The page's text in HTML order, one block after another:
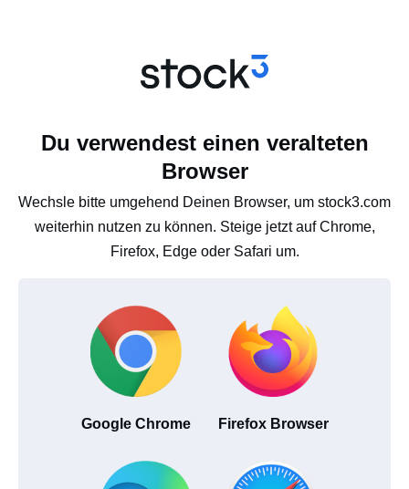
Du verwendest einen veralteten
Browser
Wechsle bitte umgehend Deinen Browser, um stock3.com
weiterhin nutzen zu können. Steige jetzt auf Chrome,
Firefox, Edge oder Safari um.
Google Chrome Firefox Browser